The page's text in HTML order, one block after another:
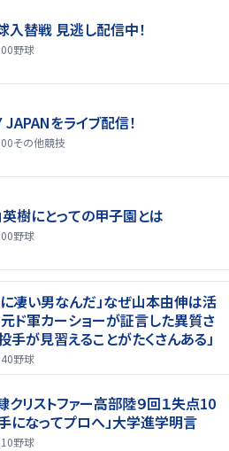
入替戦 見逃し配信中！
野球
をライブ配信！
その他競技
樹にとっての甲子園とは
野球
に凄い男なんだ」なぜ山本由伸は活
ド軍カーショーが証言した異質さ
手が見習えることがたくさんある」
野球
クリストファー高部陸９回１失点10
になってプロへ」大学進学明言
野球